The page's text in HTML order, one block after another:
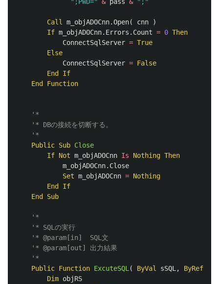
Call m_objADOCnn.Open( cnn
)
If m_objADOCnn. Errors . Count = 0 Then
ConnectSqlServer = True
Else
ConnectSqlServer = False
End If
End Function
'*
'* DBの接続を切断する。
'*
Public Sub Close
If Not m_objADOCnn Is Nothing Then
m_objADOCnn. Close
Set m_objADOCnn = Nothing
End If
End Sub
'*
'* SQLの実行
'* @param[in]  SQL文
'* @param[out] 出力結果
'*
Public Function ExcuteSQL ( ByVal sSQL , ByRef
Dim objRS